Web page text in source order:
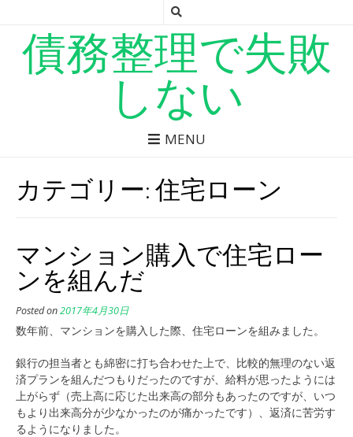
債務整理で失敗
しない
MENU
カテゴリー: 住宅ローン
マンション購入で住宅ロー
ンを組んだ
Posted on2017年4月30日
数年前、マンションを購入した際、住宅ローンを組みました。
銀行の担当者とも綿密に打ち合わせた上で、比較的無理のない返
済プランを組んだつもりだったのですが、給料が思ったようには
上がらず（売上高に応じた出来高の部分もあったのですが、いつ
もより出来高分が少なかったのが痛かったです）、返済に苦労す
るようになりました。